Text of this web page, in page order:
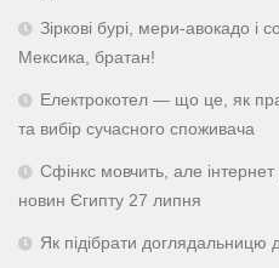
Зіркові бурі, мери-авокадо і
Мексика, братан!
Електрокотел — що це, як
та вибір сучасного споживача
Сфінкс мовчить, але
новин Єгипту 27 липня
Як підібрати доглядальницю